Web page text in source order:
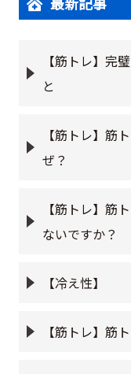
【筋トレ】完
と
【筋トレ】筋
ぜ？
【筋トレ】筋
ないですか？
【冷え性】
【筋トレ】筋